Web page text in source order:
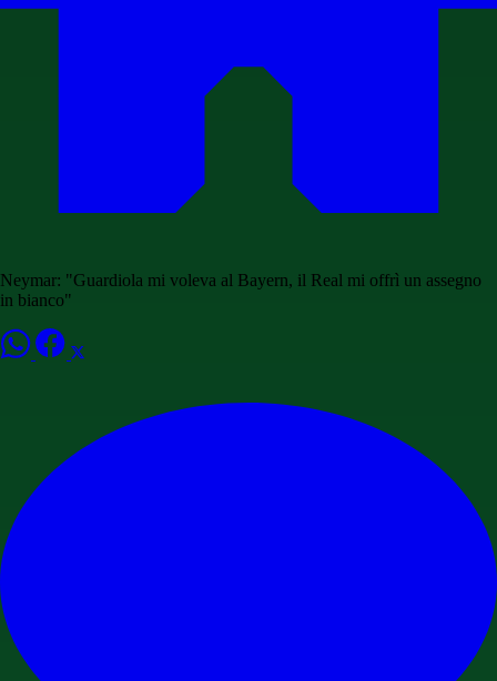
Neymar: "Guardiola mi voleva al Bayern, il Real mi offrì un assegno
in bianco"